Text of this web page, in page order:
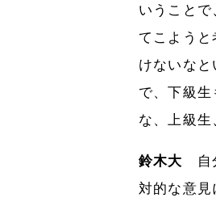
いうこと
てこよう
けないな
で、下級
な、上級生
鈴木大 自
対的な意見